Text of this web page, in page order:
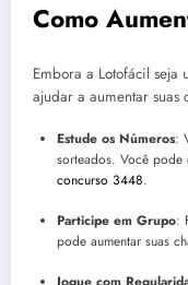
Como
Embora a Lotofácil seja
ajudar a aumentar suas
Estude os Números:
sorteados. Você
concurso 3448.
Participe em Grupo:
pode aumentar suas